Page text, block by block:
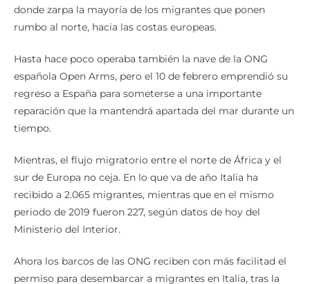
donde zarpa la mayoría de los migrantes que ponen
rumbo al norte, hacia las costas europeas.
Hasta hace poco operaba también la nave de la ONG
española Open Arms, pero el 10 de febrero emprendió su
regreso a España para someterse a una importante
reparación que la mantendrá apartada del mar durante un
tiempo.
Mientras, el flujo migratorio entre el norte de África y el
sur de Europa no ceja. En lo que va de año Italia ha
recibido a 2.065 migrantes, mientras que en el mismo
periodo de 2019 fueron 227, según datos de hoy del
Ministerio del Interior.
Ahora los barcos de las ONG reciben con más facilitad el
permiso para desembarcar a migrantes en Italia, tras la